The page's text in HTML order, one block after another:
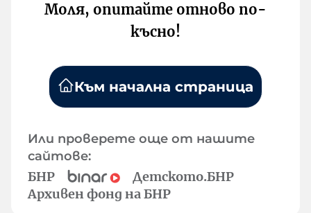
Моля, опитайте отново по-
късно!
Към начална страница
Или проверете още от нашите
сайтове:
БНР
Детското.БНР
Архивен фонд на БНР